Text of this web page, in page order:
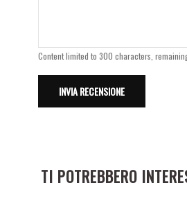
Content limited to 300 characters,
TI POTREBBERO